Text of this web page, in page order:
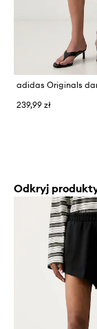
239,99 zł
Odkryj